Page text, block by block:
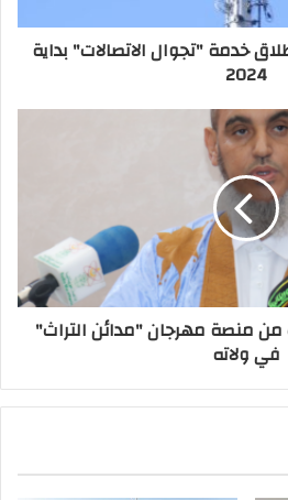
خدمة "تجوال الاتصالات" بداية
2024
منصة مهرجان "مدائن التراث"
في ولاته